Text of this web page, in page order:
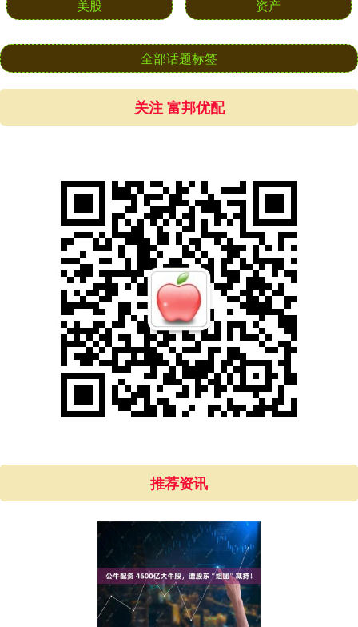
美股 资产
全部话题标签
关注 富邦优配
推荐资讯